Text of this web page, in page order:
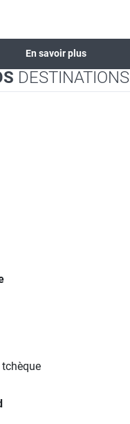
En savoir plus
DESTINATIONS